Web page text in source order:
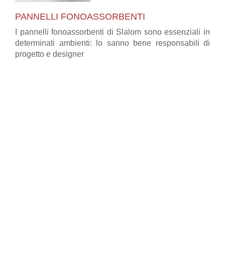
PANNELLI FONOASSORBENTI
I pannelli fonoassorbenti di Slalom sono essenziali in
determinati ambienti: lo sanno bene responsabili di
progetto e designer